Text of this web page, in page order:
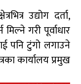
उद्योग दर्ता,
गरी पूर्वाधार
पनि टुंगो लगाउने
कार्यालय प्रमुख